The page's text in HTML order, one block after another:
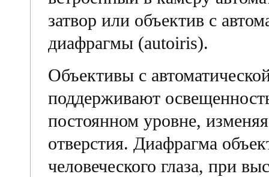
затвор или объектив с
диафрагмы (autoiris).
Объективы с
поддерживают
постоянном уровне,
отверстия. Диафрагма
человеческого глаза, при